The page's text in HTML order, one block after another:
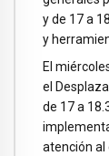
y de 17 a
y
El
el
de 17 a
atención al